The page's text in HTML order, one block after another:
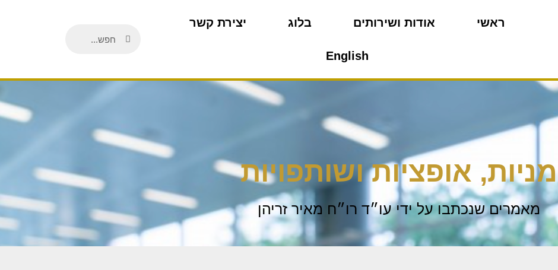
ראשי אודות ושירותים בלוג יצירת קשר
English
מניות, אופציות ושותפויות
מאמרים שנכתבו על ידי עו״ד רו״ח מאיר זריהן